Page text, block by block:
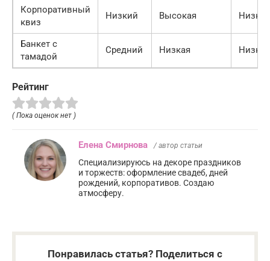
Корпоративный
квиз
Низкий Высокая Низкая
Банкет с
тамадой
Средний Низкая Низкая
Рейтинг
( Пока оценок нет )
Елена Смирнова / автор статьи
Специализируюсь на декоре праздников
и торжеств: оформление свадеб, дней
рождений, корпоративов. Создаю
атмосферу.
Понравилась статья? Поделиться с